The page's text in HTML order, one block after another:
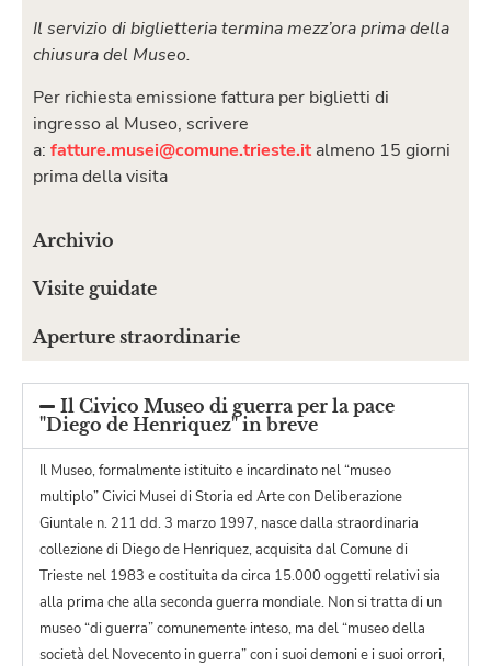
Il servizio di biglietteria termina mezz’ora prima della
chiusura del Museo.
Per richiesta emissione fattura per biglietti di
ingresso al Museo, scrivere
a: fatture.musei@comune.trieste.it almeno 15 giorni
prima della visita
Archivio
Visite guidate
Aperture straordinarie
Il Civico Museo di guerra per la pace
"Diego de Henriquez" in breve
Il Museo, formalmente istituito e incardinato nel “museo
multiplo” Civici Musei di Storia ed Arte con Deliberazione
Giuntale n. 211 dd. 3 marzo 1997, nasce dalla straordinaria
collezione di Diego de Henriquez, acquisita dal Comune di
Trieste nel 1983 e costituita da circa 15.000 oggetti relativi sia
alla prima che alla seconda guerra mondiale. Non si tratta di un
museo “di guerra” comunemente inteso, ma del “museo della
società del Novecento in guerra” con i suoi demoni e i suoi orrori,